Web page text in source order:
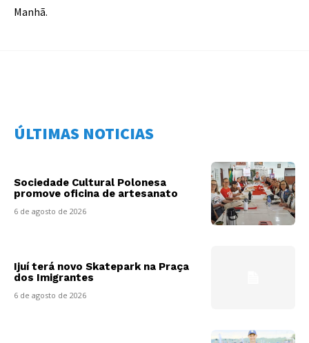
Manhã.
ÚLTIMAS NOTICIAS
Sociedade Cultural Polonesa
promove oficina de artesanato
6 de agosto de 2026
Ijuí terá novo Skatepark na Praça
dos Imigrantes
6 de agosto de 2026